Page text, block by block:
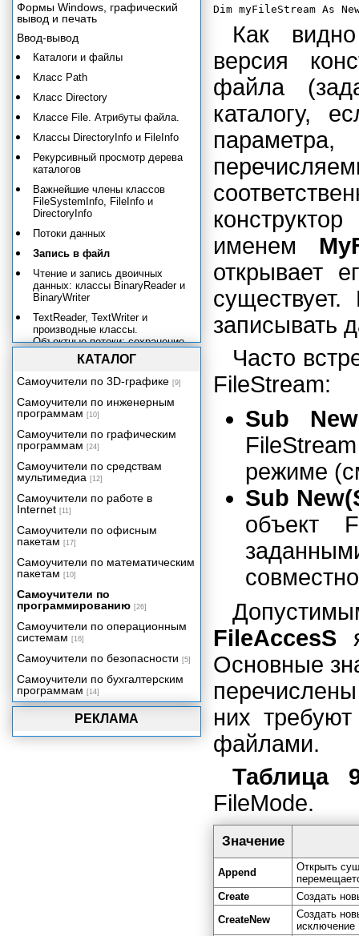
Как
версия
файла
каталогу,
именем
открывает
записывать
Часто
FileStream:
Sub
режиме
Sub
объект
FileAccesS
Основные
них
файлами.
Таблица
FileMode.
Значение
Append
Открыть
Create
Создать
CreateNew
Создать
исключение
РЕКЛАМА
Формы Windows, графический
вывод и печать
Ввод-вывод
Каталоги и файлы
Класс Path
Класс Directory
Классе File. Атрибуты файла.
Классы DirectoryInfo и FileInfo
Рекурсивный просмотр дерева
каталогов
Важнейшие члены классов
FileSystemInfo, FileInfo и
DirectoryInfo
Потоки данных
Запись в файл
Чтение и запись двоичных
данных: классы BinaryReader и
BinaryWriter
TextReader, TextWriter и
производные классы.
Объектные потоки: сохранение
и восстановление объектов.
восстановление. Применение
сериализации при клонировании
объектов.
Практический пример:
динамический список с
поддержкой сериализации
Сетевые потоки
Монитор файловой системы
Многопоточные приложения
Поддержка баз данных в VB.NET
Краткий обзор ASP.NET
Сборки .NET, установка
КАТАЛОГ
Самоучители по 3D-графике [9]
Самоучители по инженерным
программам [10]
Самоучители по графическим
программам [24]
Самоучители по средствам
мультимедиа [12]
Самоучители по работе в
Internet [11]
Самоучители по офисным
пакетам [17]
Самоучители по математическим
пакетам [10]
Самоучители по
программированию [26]
Самоучители по операционным
системам [16]
Самоучители по безопасности [5]
Самоучители по бухгалтерским
программам [14]